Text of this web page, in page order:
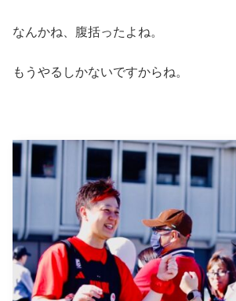
なんかね、腹括ったよね。
もうやるしかないですからね。